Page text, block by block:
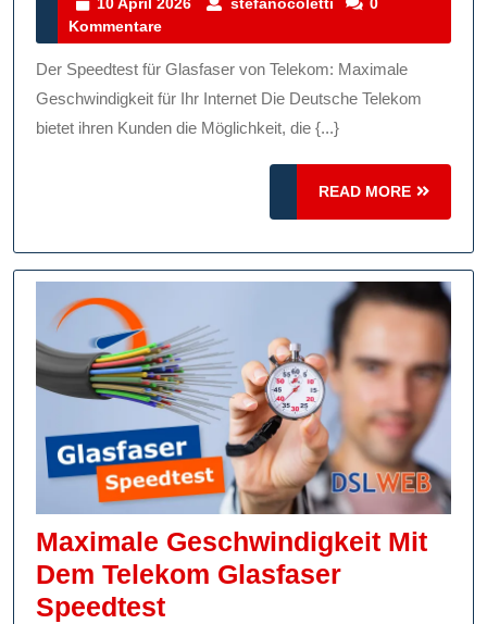
Geschwindigkeit
Für
Ihr
Internet
2026
Kommentare
Der Speedtest für Glasfaser von Telekom: Maximale
Geschwindigkeit für Ihr Internet Die Deutsche Telekom
bietet ihren Kunden die Möglichkeit, die {...}
READ MORE
READ
MORE
Maximale Geschwindigkeit Mit
Dem Telekom Glasfaser
SpeedtestMaximale